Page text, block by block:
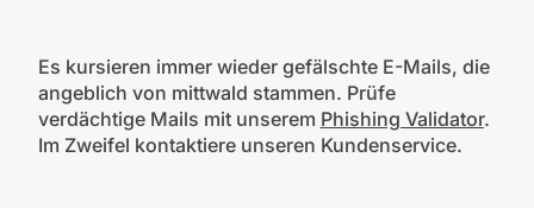
Es kursieren immer wieder gefälschte E-Mails, die
angeblich von mittwald stammen. Prüfe
verdächtige Mails mit unserem Phishing Validator.
Im Zweifel kontaktiere unseren Kundenservice.